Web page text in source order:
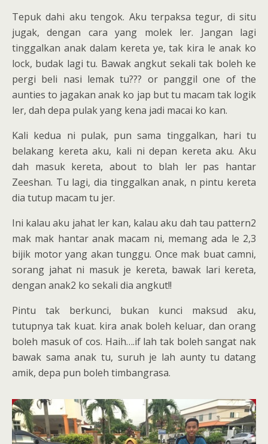
Tepuk dahi aku tengok. Aku terpaksa tegur, di situ
jugak, dengan cara yang molek ler. Jangan lagi
tinggalkan anak dalam kereta ye, tak kira le anak ko
lock, budak lagi tu. Bawak angkut sekali tak boleh ke
pergi beli nasi lemak tu??? or panggil one of the
aunties to jagakan anak ko jap but tu macam tak logik
ler, dah depa pulak yang kena jadi macai ko kan.
Kali kedua ni pulak, pun sama tinggalkan, hari tu
belakang kereta aku, kali ni depan kereta aku. Aku
dah masuk kereta, about to blah ler pas hantar
Zeeshan. Tu lagi, dia tinggalkan anak, n pintu kereta
dia tutup macam tu jer.
Ini kalau aku jahat ler kan, kalau aku dah tau pattern2
mak mak hantar anak macam ni, memang ada le 2,3
bijik motor yang akan tunggu. Once mak buat camni,
sorang jahat ni masuk je kereta, bawak lari kereta,
dengan anak2 ko sekali dia angkut!!
Pintu tak berkunci, bukan kunci maksud aku,
tutupnya tak kuat. kira anak boleh keluar, dan orang
boleh masuk of cos. Haih….if lah tak boleh sangat nak
bawak sama anak tu, suruh je lah aunty tu datang
amik, depa pun boleh timbangrasa.